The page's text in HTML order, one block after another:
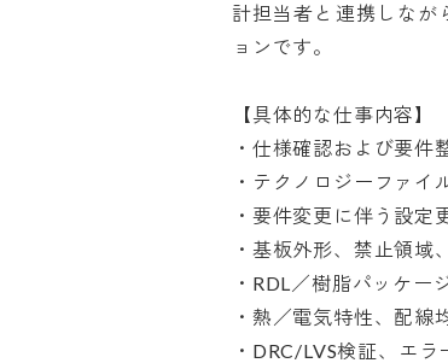
計担当者と連携しなが
ョンです。
【具体的な仕事内容】
・仕様確認および要件
・テクノロジーファイ
・要件変更に伴う設定
・基板外形、禁止領域
・RDL／樹脂パッケ
・熱／電気特性、配線
・DRC/LVS検証、エ